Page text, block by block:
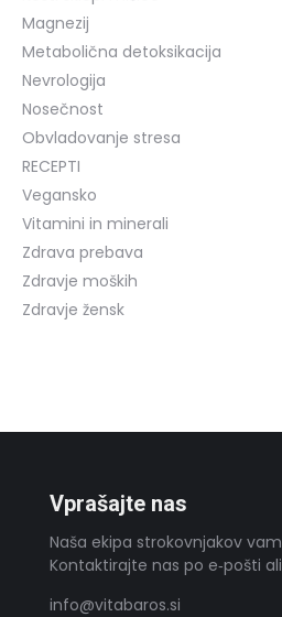
Magnezij
Metabolična detoksikacija
Nevrologija
Nosečnost
Obvladovanje stresa
RECEPTI
Vegansko
Vitamini in minerali
Zdrava prebava
Zdravje moških
Zdravje žensk
Vprašajte nas
Naša ekipa strokovnjakov
Kontaktirajte nas po e‑pošti
info@vitabaros.si